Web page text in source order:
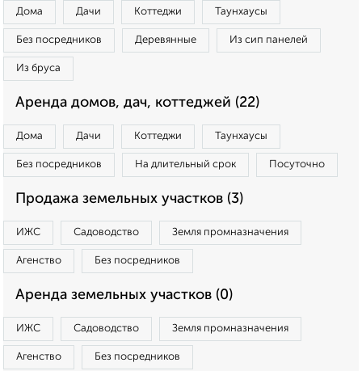
Дома Дачи Коттеджи Таунхаусы
Без посредников Деревянные Из сип панелей
Из бруса
Аренда домов, дач, коттеджей (22)
Дома Дачи Коттеджи Таунхаусы
Без посредников На длительный срок Посуточно
Продажа земельных участков (3)
ИЖС Садоводство Земля промназначения
Агенство Без посредников
Аренда земельных участков (0)
ИЖС Садоводство Земля промназначения
Агенство Без посредников